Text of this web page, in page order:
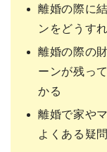
離婚の際に
ンをどうす
離婚の際の
ーンが残っ
かる
離婚で家や
よくある疑